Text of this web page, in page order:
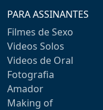
PARA ASSINANTES
Filmes de Sexo
Videos Solos
Videos de Oral
Fotografia
Amador
Making of